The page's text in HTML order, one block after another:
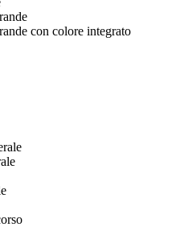
con colore integrato